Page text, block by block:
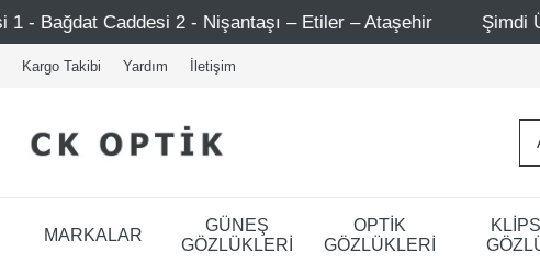
2 - Nişantaşı – Etiler – Ataşehir Şimdi Üye ol ! 5000 TL
Kargo Takibi Yardım İletişim
MARKALAR
GÜNEŞ
GÖZLÜKLERİ
OPTİK
GÖZLÜKLERİ